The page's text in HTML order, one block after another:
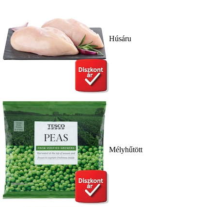
Húsáru
Mélyhűtött